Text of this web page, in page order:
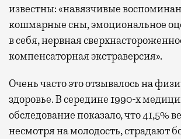
известны: «навязчивые
кошмарные сны, эмоциональное
в себя, нервная
компенсаторная экстраверсия».
Очень часто это отзывалось на
здоровье. В середине 1990-х
обследование показало, что 41,5%
несмотря на молодость, страдают